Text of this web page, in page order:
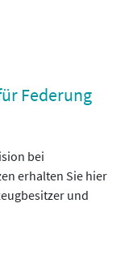
Federung
bei
erhalten Sie hier
und